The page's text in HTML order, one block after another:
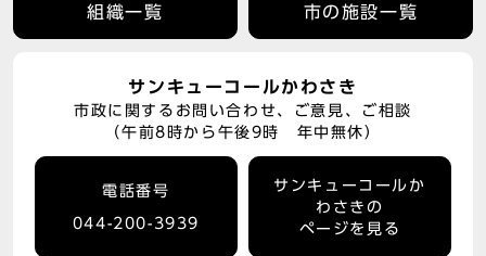
組織一覧 市の施設一覧
サンキューコールかわさき
市政に関するお問い合わせ、ご意見、ご相談
（午前8時から午後9時 年中無休）
電話番号
044-200-3939
サンキューコールか
わさきの
ページを見る